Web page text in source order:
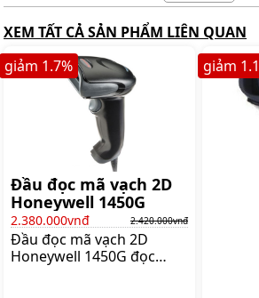
XEM TẤT CẢ SẢN PHẨM LIÊN QUAN
Đầu đọc mã vạch 2D
Honeywell 1450G
2.380.000vnđ 2.420.000vnđ
Đầu đọc mã vạch 2D
Honeywell 1450G đọc
giảm 1.7% giảm 1.1